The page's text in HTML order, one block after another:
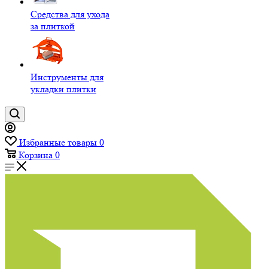
Средства для ухода
за плиткой
Инструменты для
укладки плитки
Избранные товары 0
Корзина 0